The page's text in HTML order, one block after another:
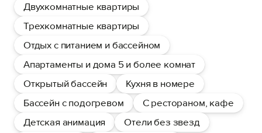
Двухкомнатные квартиры
Трехкомнатные квартиры
Отдых с питанием и бассейном
Апартаменты и дома 5 и более комнат
Открытый бассейн
Кухня в номере
Бассейн с подогревом
С рестораном, кафе
Детская анимация
Отели без звезд